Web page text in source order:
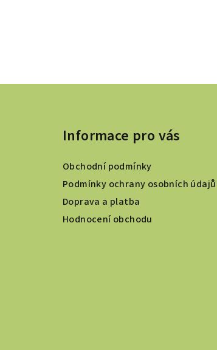
Informace pro vás
Obchodní podmínky
Podmínky ochrany osobních údajů
Doprava a platba
Hodnocení obchodu